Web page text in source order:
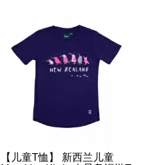
【儿童T恤】 新西兰儿童